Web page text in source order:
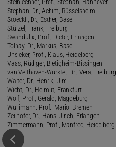
Steinlechner, Prof., Stephan, Hannover
Stephan, Dr., Achim, Rüsselsheim
Stoeckli, Dr., Esther, Basel
Stürzel, Frank, Freiburg
Swandulla, Prof., Dieter, Erlangen
Tolnay, Dr., Markus, Basel
Unsicker, Prof., Klaus, Heidelberg
Vaas, Rüdiger, Bietigheim-Bissingen
van Velthoven-Wurster, Dr., Vera, Freiburg
Walter, Dr., Henrik, Ulm
Wicht, Dr., Helmut, Frankfurt
Wolf, Prof., Gerald, Magdeburg
Wullimann, Prof., Mario, Bremen
Zeilhofer, Dr., Hans-Ulrich, Erlangen
Zimmermann, Prof., Manfred, Heidelberg